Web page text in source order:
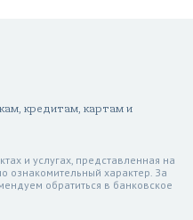
кредитам, картам и
и услугах, представленная на
ознакомительный характер. За
обратиться в банковское